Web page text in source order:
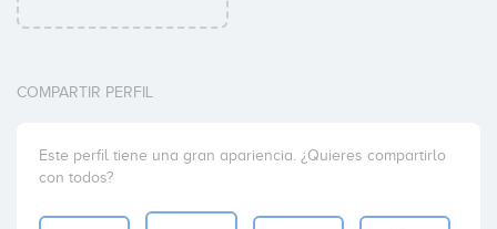
COMPARTIR PERFIL
Este perfil tiene una gran apariencia. ¿Quieres compartirlo
con todos?